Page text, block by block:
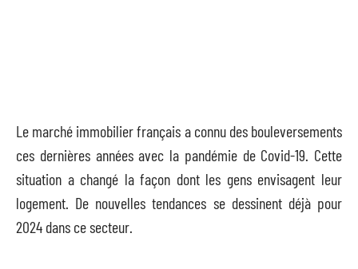
Le marché immobilier français a connu des bouleversements
ces dernières années avec la pandémie de Covid-19. Cette
situation a changé la façon dont les gens envisagent leur
logement. De nouvelles tendances se dessinent déjà pour
2024 dans ce secteur.